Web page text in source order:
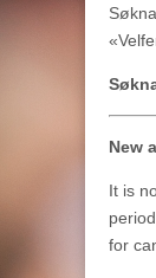
New
It is
for